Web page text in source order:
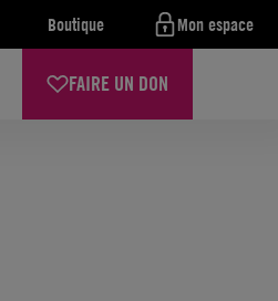
Boutique Mon espace
FAIRE UN DON